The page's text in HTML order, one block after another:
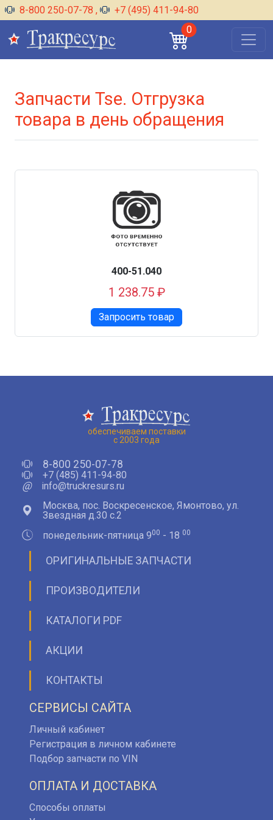
8-800 250-07-78 ,
+7 (495) 411-94-80
0
Запчасти Tse. Отгрузка
товара в день обращения
400-51.040
1 238.75 ₽
Запросить товар
обеспечиваем поставки
с 2003 года
8-800 250-07-78
+7 (485) 411-94-80
@
info@truckresurs.ru
Москва, пос. Воскресенское, Ямонтово, ул.
Звездная д.30 с.2
понедельник-пятница 900 - 18 00
ОРИГИНАЛЬНЫЕ ЗАПЧАСТИ
ПРОИЗВОДИТЕЛИ
КАТАЛОГИ PDF
АКЦИИ
КОНТАКТЫ
СЕРВИСЫ САЙТА
Личный кабинет
Регистрация в личном кабинете
Подбор запчасти по VIN
ОПЛАТА И ДОСТАВКА
Способы оплаты